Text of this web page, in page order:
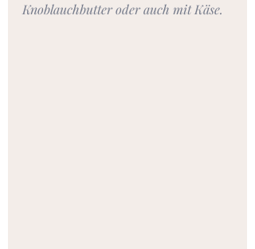
Knoblauchbutter oder auch mit Käse.